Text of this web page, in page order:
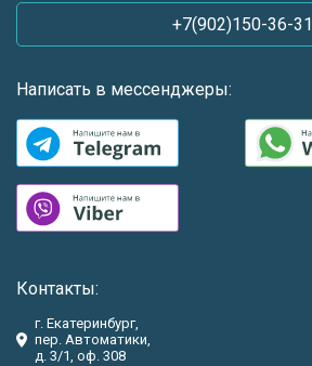
+7(902)150-36-31
Написать в мессенджеры:
Контакты:
г. Екатеринбург,
пер. Автоматики,
д. 3/1, оф. 308